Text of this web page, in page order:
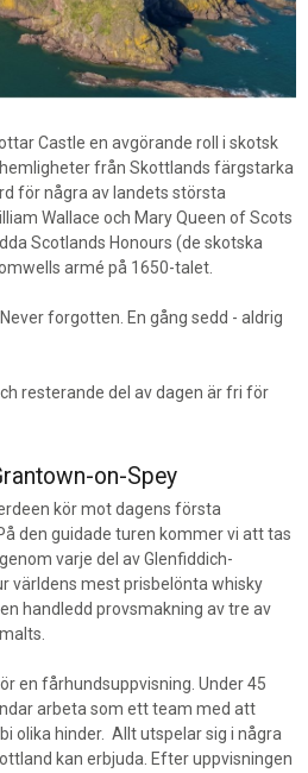
Castle en avgörande roll i skotsk
från Skottlands färgstarka
för några av landets största
Wallace och Mary Queen of Scots
Scotlands Honours (de skotska
armé på 1650-talet.
forgotten. En gång sedd - aldrig
resterande del av dagen är fri för
on-Spey
kör mot dagens första
den guidade turen kommer vi att tas
varje del av Glenfiddich-
världens mest prisbelönta whisky
handledd provsmakning av tre av
en fårhundsuppvisning. Under 45
arbeta som ett team med att
olika hinder. Allt utspelar sig i några
kan erbjuda. Efter uppvisningen